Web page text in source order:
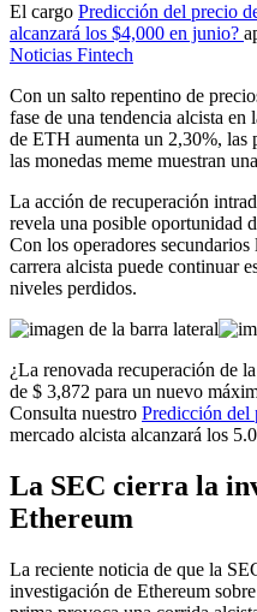
El cargo Predicción del precio
alcanzará los $4,000 en junio?
Noticias Fintech
Con un salto repentino de
fase de una tendencia alcista
de ETH aumenta un 2,30%, las
las monedas meme muestran
La acción de recuperación
revela una posible oportunidad
Con los operadores
carrera alcista puede continuar
niveles perdidos.
¿La renovada recuperación de
de $ 3,872 para un nuevo
Consulta nuestro Predicción del
mercado alcista alcanzará los
La SEC cierra la
Ethereum
La reciente noticia de que la
investigación de Ethereum